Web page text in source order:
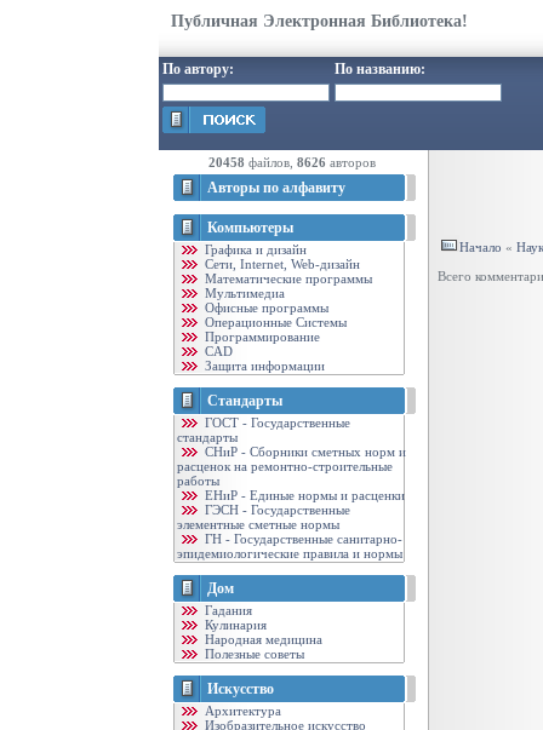
Публичная Электронная Библиотека!
По автору: По названию:
20458 файлов, 8626 авторов
Авторы по алфавиту
Компьютеры
Графика и дизайн
Cети, Internet, Web-дизайн
Математические программы
Мультимедиа
Офисные программы
Операционные Системы
Программирование
CAD
Защита информации
Стандарты
ГОСТ - Государственные
стандарты
CНиР - Сборники сметных норм и
расценок на ремонтно-строительные
работы
ЕНиР - Единые нормы и расценки
ГЭСН - Государственные
элементные сметные нормы
ГН - Государственные санитарно-
эпидемиологические правила и нормы
Дом
Гадания
Кулинария
Народная медицина
Полезные советы
Искусство
Архитектура
Изобразительное искусство
Начало «
Всего